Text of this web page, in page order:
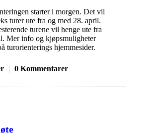
starter i morgen. Det vil
turer ute fra og med 28. april.
turene vil henge ute fra
Mer info og kjøpsmuligheter
turorienterings hjemmesider.
| 0 Kommentarer